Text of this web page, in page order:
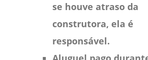
se houve atraso da
construtora, ela é
responsável.